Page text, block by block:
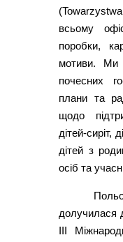
всьому
поробки,
мотиви. Ми
почесних
плани та
щодо
дітей-сиріт,
дітей з
осіб та
долучилася
ІІІ